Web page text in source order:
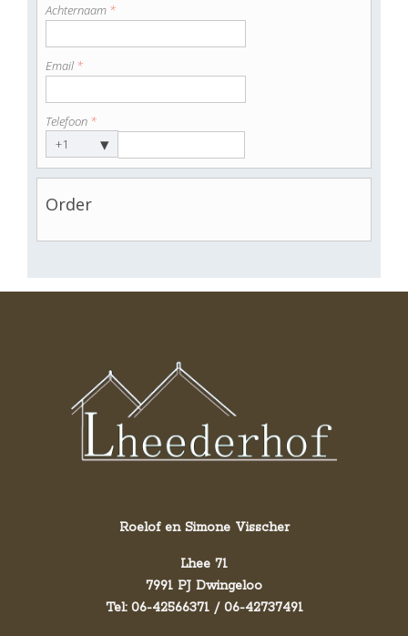
Achternaam *
Email *
Telefoon *
+1
▾
Order
Roelof en Simone Visscher
Lhee 71
7991 PJ Dwingeloo
Tel: 06-42566371 / 06-42737491